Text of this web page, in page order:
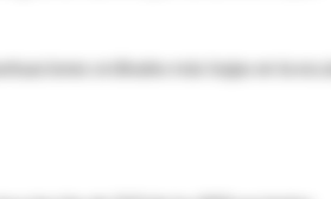
ordinales más bajas en la